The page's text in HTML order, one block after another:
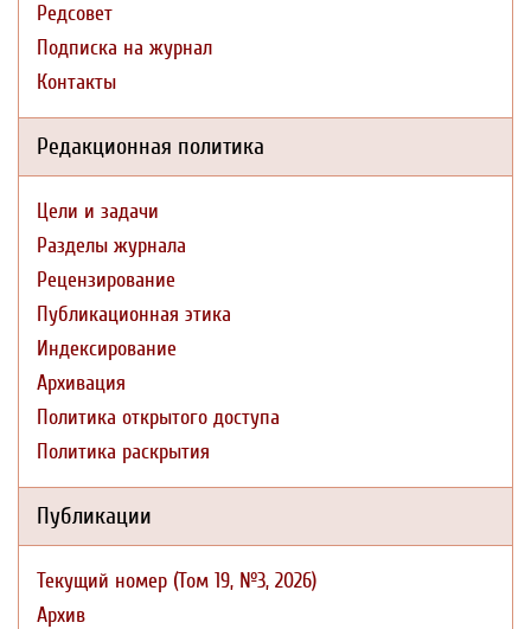
Редсовет
Подписка на журнал
Контакты
Редакционная политика
Цели и задачи
Разделы журнала
Рецензирование
Публикационная этика
Индексирование
Архивация
Политика открытого доступа
Политика раскрытия
Публикации
Текущий номер (Том 19, №3, 2026)
Архив